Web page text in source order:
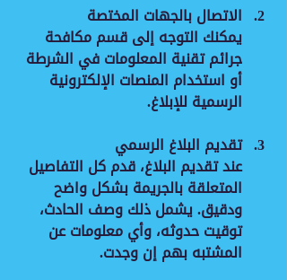
الاتصال بالجهات المختصة
يمكنك التوجه إلى قسم مكافحة
جرائم تقنية المعلومات في الشرطة
أو استخدام المنصات الإلكترونية
الرسمية للإبلاغ.
تقديم البلاغ الرسمي
عند تقديم البلاغ، قدم كل التفاصيل
المتعلقة بالجريمة بشكل واضح
ودقيق. يشمل ذلك وصف الحادث،
توقيت حدوثه، وأي معلومات عن
المشتبه بهم إن وجدت.